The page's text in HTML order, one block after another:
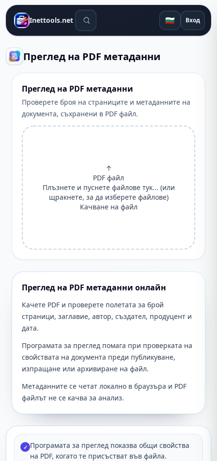
Inettools.net Инструменти за търсене🇧🇬 Вход
Преглед на PDF метаданни
Преглед на PDF метаданни
Проверете броя на страниците и метаданните на
документа, съхранени в PDF файл.
↑
PDF файл
Плъзнете и пуснете файлове тук... (или
щракнете, за да изберете файлове)
Качване на файл
Преглед на PDF метаданни онлайн
Качете PDF и проверете полетата за брой
страници, заглавие, автор, създател, продуцент и
дата.
Програмата за преглед помага при проверката на
свойствата на документа преди публикуване,
изпращане или архивиране на файл.
Метаданните се четат локално в браузъра и PDF
файлът не се качва за анализ.
✓ Програмата за преглед показва общи свойства
на PDF, когато те присъстват във файла.